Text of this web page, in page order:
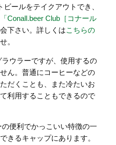
ールをテイクアウトでき、
「Conall.beer Club［コナール
下さい。詳しくはこちらの
。
ウラーですが、使用するの
ん。普通にコーヒーなどの
だくことも、また冷たいお
利用することもできるので
便利でかっこいい特徴の一
きるキャップにあります。